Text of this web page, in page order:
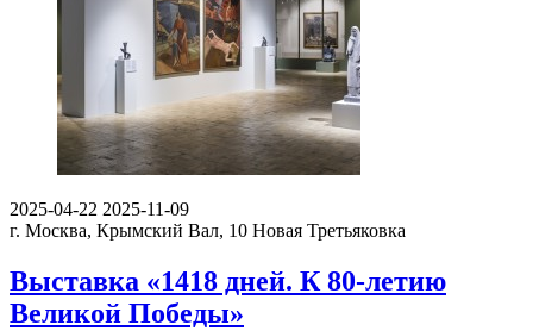
2025-04-22 2025-11-09
г. Москва, Крымский Вал, 10 Новая Третьяковка
Выставка «1418 дней. К 80-летию
Великой Победы»